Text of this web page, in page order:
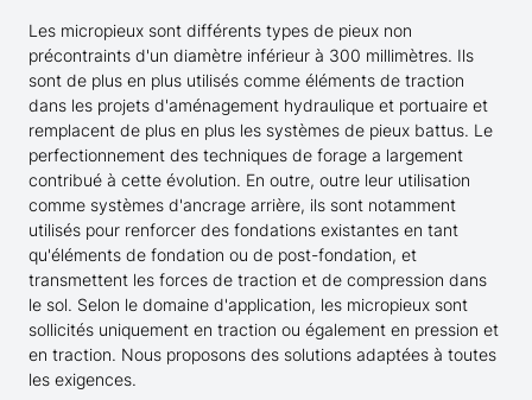
Les micropieux sont différents types de pieux non
précontraints d'un diamètre inférieur à 300 millimètres. Ils
sont de plus en plus utilisés comme éléments de traction
dans les projets d'aménagement hydraulique et portuaire et
remplacent de plus en plus les systèmes de pieux battus. Le
perfectionnement des techniques de forage a largement
contribué à cette évolution. En outre, outre leur utilisation
comme systèmes d'ancrage arrière, ils sont notamment
utilisés pour renforcer des fondations existantes en tant
qu'éléments de fondation ou de post-fondation, et
transmettent les forces de traction et de compression dans
le sol. Selon le domaine d'application, les micropieux sont
sollicités uniquement en traction ou également en pression et
en traction. Nous proposons des solutions adaptées à toutes
les exigences.